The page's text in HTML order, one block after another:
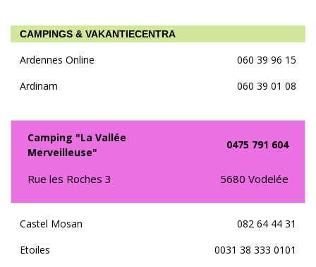
CAMPINGS & VAKANTIECENTRA
Ardennes Online
060 39 96 15
Ardinam
060 39 01 08
Camping "La Vallée
Merveilleuse"
0475 791 604
Rue les Roches 3 5680 Vodelée
Castel Mosan
082 64 44 31
Etoiles
0031 38 333 0101